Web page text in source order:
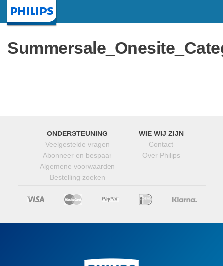
ONDERSTEUNING
Veelgestelde vragen
Abonneer en bespaar
Algemene voorwaarden
Bestelling zoeken
WIE WIJ ZIJN
Contact
Over Philips